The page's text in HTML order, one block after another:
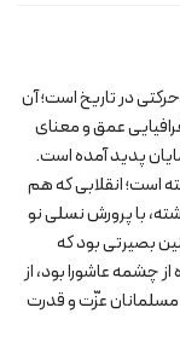
در تاریخ است؛ آن
عمق و معنای
پدید آمده است.
است؛ انقلابی که هم
با پرورش نسلی نو
بصیرتی بود که
چشمه عاشورا بود، از
مسلمانان عزّت و قدرت